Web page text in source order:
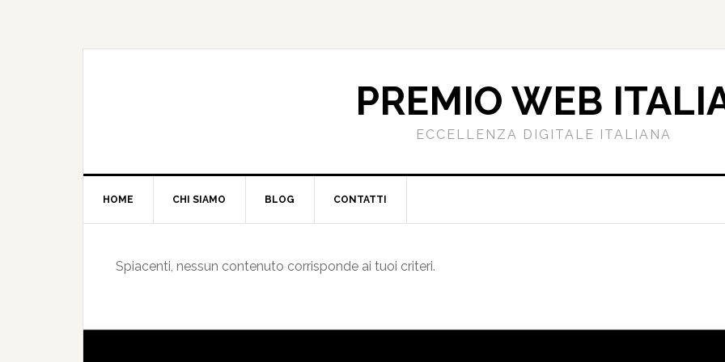
PREMIO WEB
ECCELLENZA DIGITALE ITALIANA
HOME CHI SIAMO BLOG CONTATTI
Spiacenti, nessun contenuto corrisponde ai tuoi criteri.